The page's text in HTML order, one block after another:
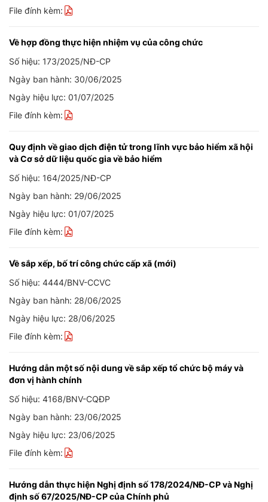
File đính kèm:
Về hợp đồng thực hiện nhiệm vụ của công chức
Số hiệu: 173/2025/NĐ-CP
Ngày ban hành: 30/06/2025
Ngày hiệu lực: 01/07/2025
File đính kèm:
Quy định về giao dịch điện tử trong lĩnh vực bảo hiểm xã hội
và Cơ sở dữ liệu quốc gia về bảo hiểm
Số hiệu: 164/2025/NĐ-CP
Ngày ban hành: 29/06/2025
Ngày hiệu lực: 01/07/2025
File đính kèm:
Về sắp xếp, bố trí công chức cấp xã (mới)
Số hiệu: 4444/BNV-CCVC
Ngày ban hành: 28/06/2025
Ngày hiệu lực: 28/06/2025
File đính kèm:
Hướng dẫn một số nội dung về sắp xếp tổ chức bộ máy và
đơn vị hành chính
Số hiệu: 4168/BNV-CQĐP
Ngày ban hành: 23/06/2025
Ngày hiệu lực: 23/06/2025
File đính kèm:
Hướng dẫn thực hiện Nghị định số 178/2024/NĐ-CP và Nghị
định số 67/2025/NĐ-CP của Chính phủ